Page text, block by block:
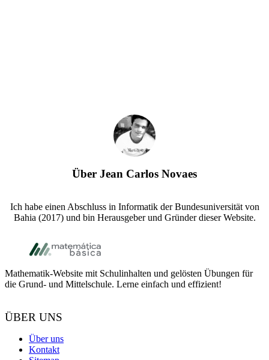
Über Jean Carlos Novaes
Ich habe einen Abschluss in Informatik der Bundesuniversität von
Bahia (2017) und bin Herausgeber und Gründer dieser Website.
Footer
Mathematik-Website mit Schulinhalten und gelösten Übungen für
die Grund- und Mittelschule. Lerne einfach und effizient!
ÜBER UNS
Über uns
Kontakt